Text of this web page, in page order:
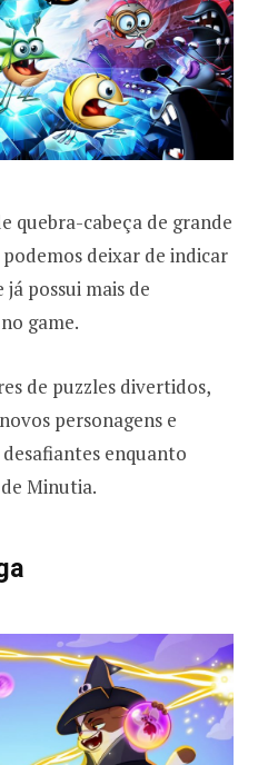
quebra-cabeça de grande
deixar de indicar
já possui mais de
game.
de puzzles divertidos,
personagens e
enquanto
Minutia.